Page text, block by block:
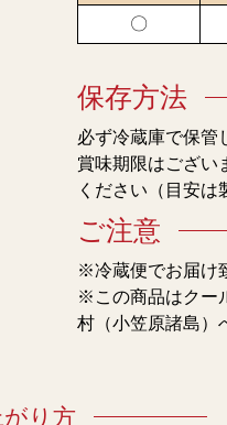
〇
保存方法
必ず冷蔵庫で保管
賞味期限はござい
ください（目安は
ご注意
※冷蔵便でお届け
※この商品はクー
村（小笠原諸島）
り方